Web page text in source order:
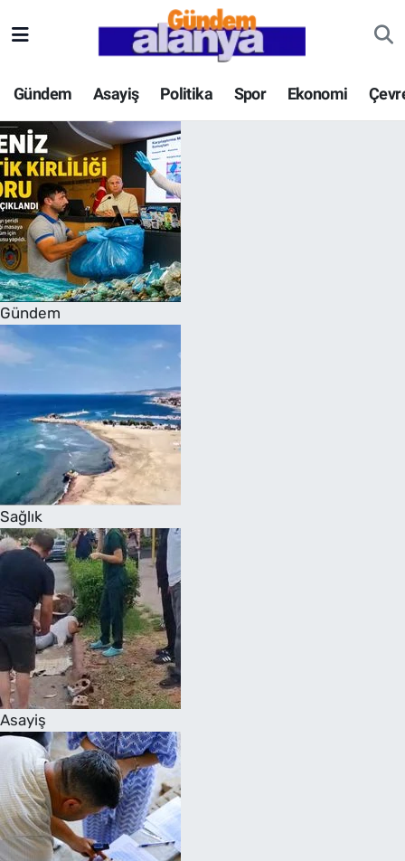
Gündem Asayiş Politika Spor Ekonomi
Gündem
Sağlık
Asayiş